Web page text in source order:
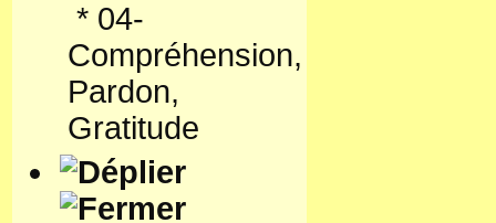
* 04-
Compréhension,
Pardon,
Gratitude